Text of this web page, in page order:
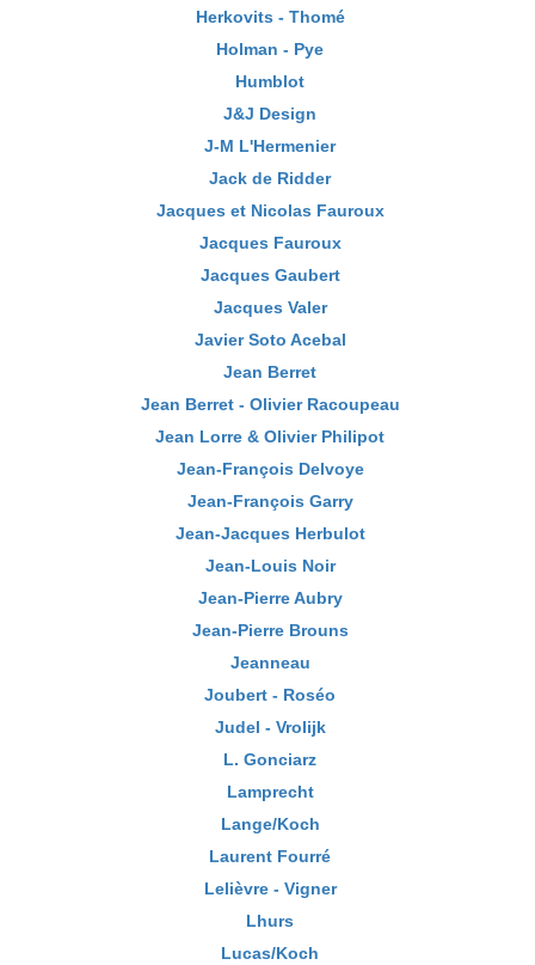
Herkovits - Thomé
Holman - Pye
Humblot
J&J Design
J-M L'Hermenier
Jack de Ridder
Jacques et Nicolas Fauroux
Jacques Fauroux
Jacques Gaubert
Jacques Valer
Javier Soto Acebal
Jean Berret
Jean Berret - Olivier Racoupeau
Jean Lorre & Olivier Philipot
Jean-François Delvoye
Jean-François Garry
Jean-Jacques Herbulot
Jean-Louis Noir
Jean-Pierre Aubry
Jean-Pierre Brouns
Jeanneau
Joubert - Roséo
Judel - Vrolijk
L. Gonciarz
Lamprecht
Lange/Koch
Laurent Fourré
Lelièvre - Vigner
Lhurs
Lucas/Koch